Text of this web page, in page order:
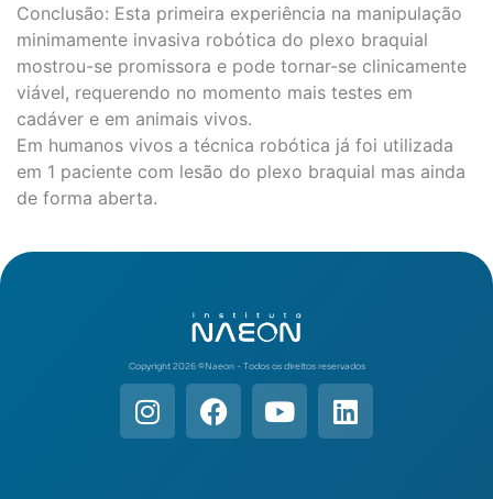
Conclusão: Esta primeira experiência na manipulação
minimamente invasiva robótica do plexo braquial
mostrou-se promissora e pode tornar-se clinicamente
viável, requerendo no momento mais testes em
cadáver e em animais vivos.
Em humanos vivos a técnica robótica já foi utilizada
em 1 paciente com lesão do plexo braquial mas ainda
de forma aberta.
Copyright 2026 ©️Naeon - Todos os direitos reservados